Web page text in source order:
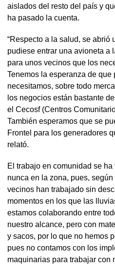
aislados del resto del país y
ha pasado la cuenta.
“Respecto a la salud, se abrió
pudiese entrar una avioneta a
para unos vecinos que los
Tenemos la esperanza de
necesitamos, sobre todo
los negocios están bastante
el Cecosf (Centros
También esperamos que se
Frontel para los generadores
relató.
El trabajo en comunidad se
nunca en la zona, pues,
vecinos han trabajado sin
momentos en los que las
estamos colaborando entre
nuestro alcance, pero con
y sacos, por lo que no hemos
pues no contamos con los
maquinarias para trabajar con